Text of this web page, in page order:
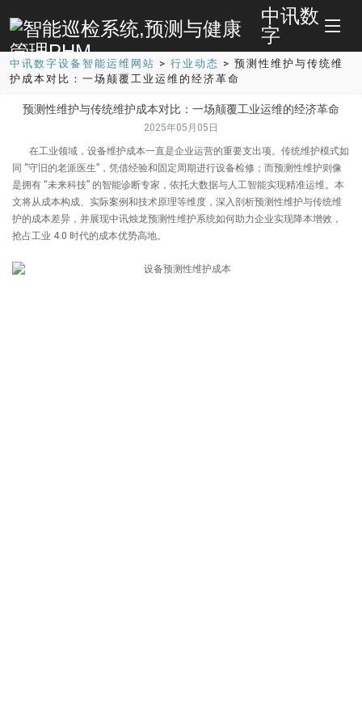
中讯数
字
中讯数字设备智能运维网站 > 行业动态 > 预测性维护与传统维
护成本对比：一场颠覆工业运维的经济革命
预测性维护与传统维护成本对比：一场颠覆工业运维的经济革命
2025年05月05日
在工业领域，设备维护成本一直是企业运营的重要支出项。传统维护模式如
同 “守旧的老派医生”，凭借经验和固定周期进行设备检修；而预测性维护则像
是拥有 “未来科技” 的智能诊断专家，依托大数据与人工智能实现精准运维。本
文将从成本构成、实际案例和技术原理等维度，深入剖析预测性维护与传统维
护的成本差异，并展现中讯烛龙预测性维护系统如何助力企业实现降本增效，
抢占工业 4.0 时代的成本优势高地。